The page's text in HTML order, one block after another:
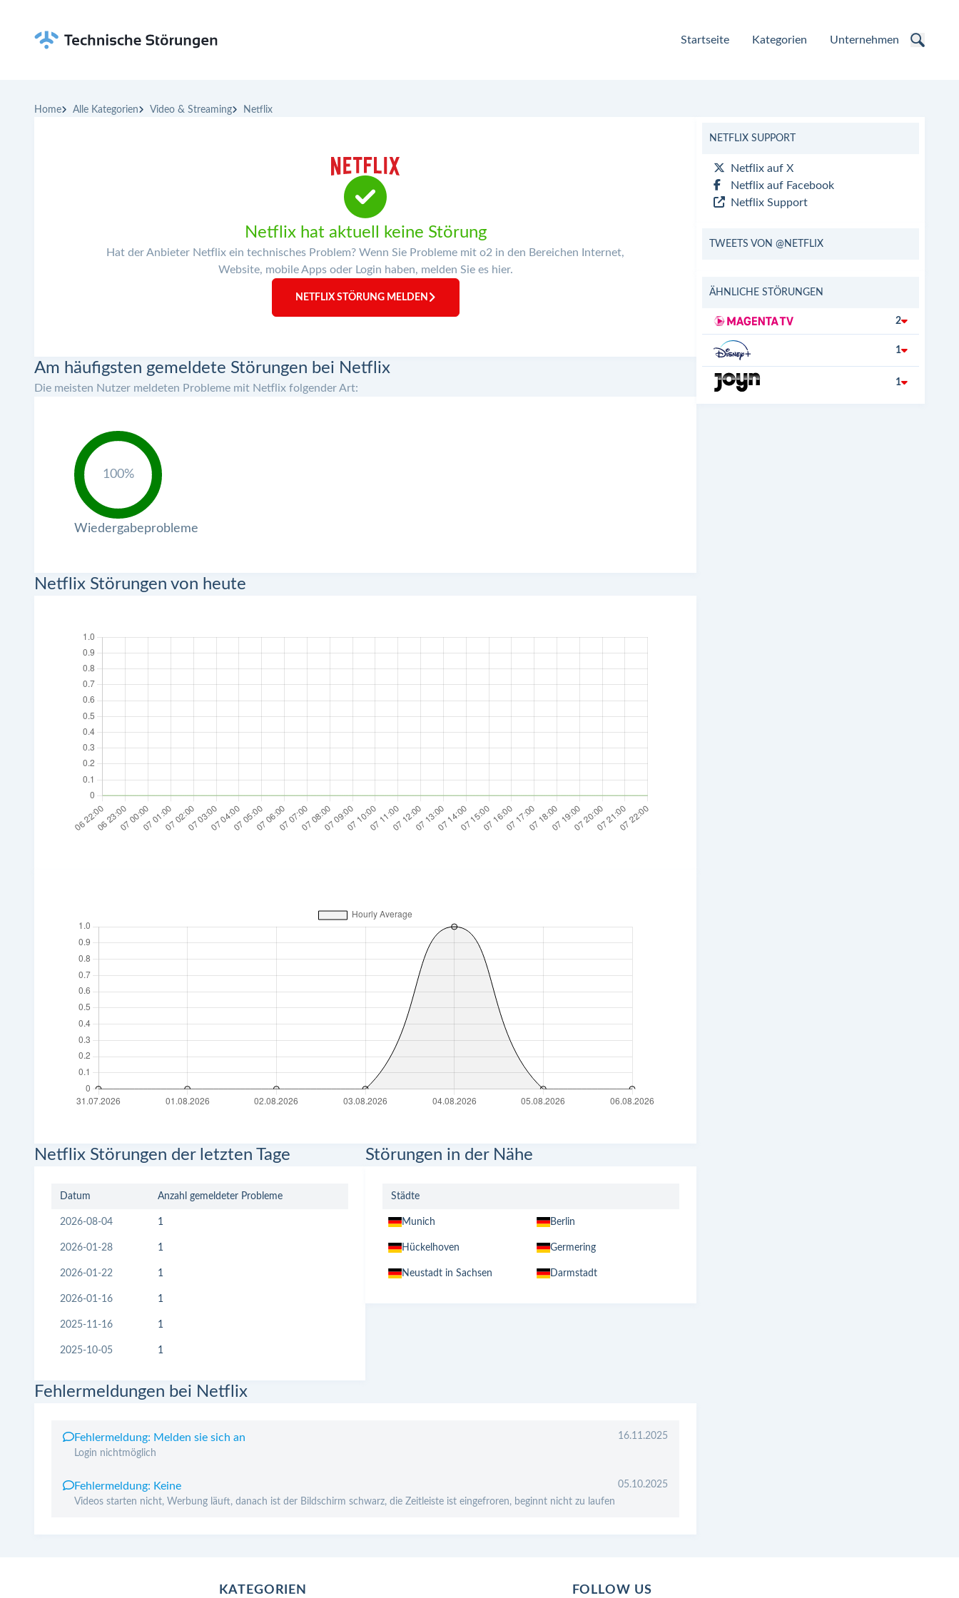
Startseite Kategorien Unternehmen
Home Alle Kategorien Video & Streaming Netflix
Netflix hat aktuell keine Störung
Hat der Anbieter Netflix ein technisches Problem? Wenn Sie Probleme mit o2 in den Bereichen Internet,
Website, mobile Apps oder Login haben, melden Sie es hier.
NETFLIX STÖRUNG MELDEN
Am häufigsten gemeldete Störungen bei Netflix
Die meisten Nutzer meldeten Probleme mit Netflix folgender Art:
100%
Wiedergabeprobleme
Netflix Störungen von heute
Netflix Störungen der letzten Tage
Datum Anzahl gemeldeter Probleme
2026-08-04 1
2026-01-28 1
2026-01-22 1
2026-01-16 1
2025-11-16 1
2025-10-05 1
Störungen in der Nähe
Städte
Munich Berlin
Hückelhoven Germering
Neustadt in Sachsen Darmstadt
Fehlermeldungen bei Netflix
Fehlermeldung: Melden sie sich an
Login nichtmöglich
16.11.2025
Fehlermeldung: Keine
Videos starten nicht, Werbung läuft, danach ist der Bildschirm schwarz, die Zeitleiste ist eingefroren, beginnt nicht zu laufen
05.10.2025
NETFLIX SUPPORT
Netflix auf X
Netflix auf Facebook
Netflix Support
TWEETS VON @NETFLIX
ÄHNLICHE STÖRUNGEN
2
1
1
KATEGORIEN FOLLOW US